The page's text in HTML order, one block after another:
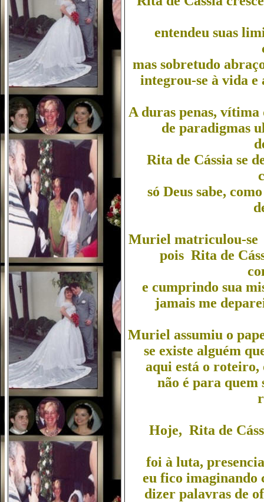
entendeu suas
mas sobretudo
integrou-se à vida e
A duras penas, vítima
de paradigmas
Rita de Cássia se
só Deus sabe,
Muriel matriculou-se
pois Rita de
e cumprindo sua
jamais me
Muriel assumiu o
se existe alguém
aqui está o roteiro,
não é para quem
Hoje, Rita de
foi à luta,
eu fico imaginando
dizer palavras de